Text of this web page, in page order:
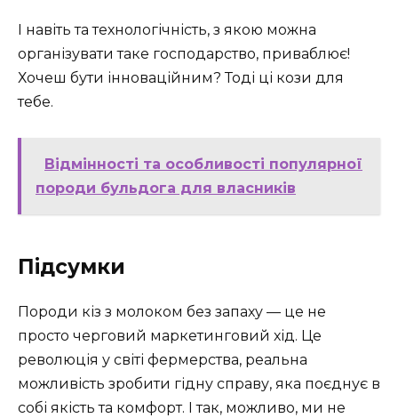
І навіть та технологічність, з якою можна
організувати таке господарство, приваблює!
Хочеш бути інноваційним? Тоді ці кози для
тебе.
Відмінності та особливості популярної
породи бульдога для власників
Підсумки
Породи кіз з молоком без запаху — це не
просто черговий маркетинговий хід. Це
революція у світі фермерства, реальна
можливість зробити гідну справу, яка поєднує в
собі якість та комфорт. І так, можливо, ми не